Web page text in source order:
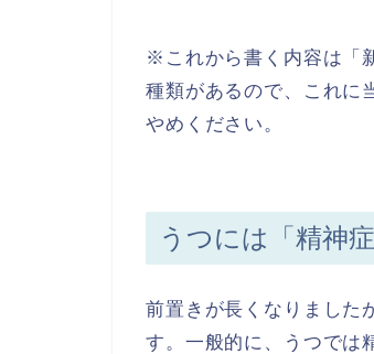
※これから書く内容は「
種類があるので、これに
やめください。
うつには「精神
前置きが長くなりました
す。一般的に、うつでは